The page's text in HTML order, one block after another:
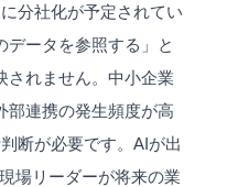
分社化が予定されてい
データを参照する」と
されません。中小企業
部連携の発生頻度が高
断が必要です。AIが出
場リーダーが将来の業